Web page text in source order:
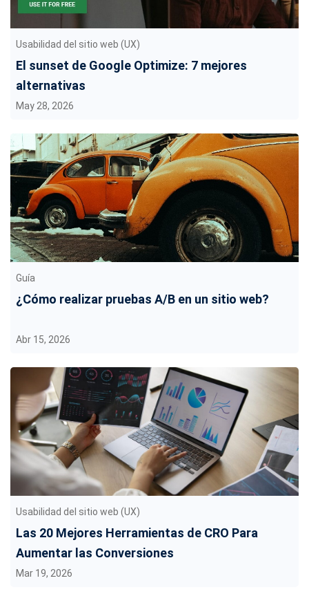
Usabilidad del sitio web (UX)
El sunset de Google Optimize: 7 mejores
alternativas
May 28, 2026
Guía
¿Cómo realizar pruebas A/B en un sitio web?
Abr 15, 2026
Usabilidad del sitio web (UX)
Las 20 Mejores Herramientas de CRO Para
Aumentar las Conversiones
Mar 19, 2026